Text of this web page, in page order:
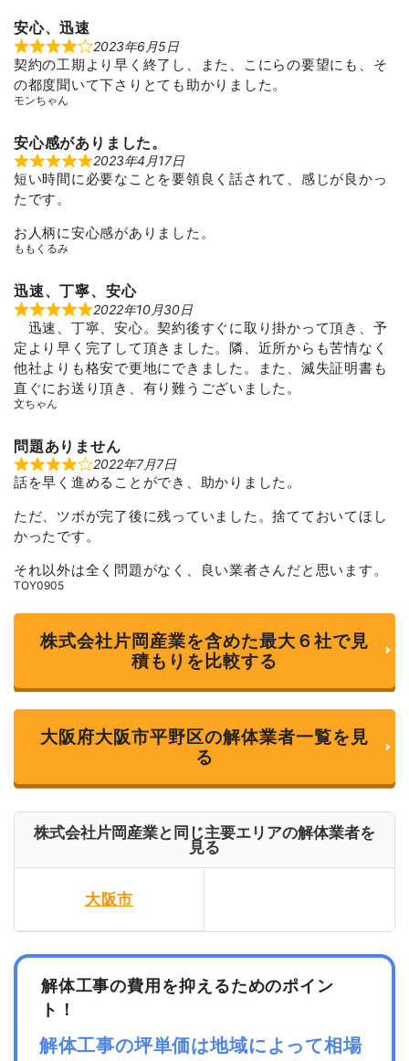
5
安心、迅速
R
a
t
e
d
u
t
o
f
2023年6月5日
契約の工期より早く終了し、また、こにらの要望にも、そ
の都度聞いて下さりとても助かりました。
モンちゃん
安心感がありました。
R
a
e
5
o
u
o
5
2023年4月17日
短い時間に必要なことを要領良く話されて、感じが良かっ
たです。
お人柄に安心感がありました。
ももくるみ
迅速、丁寧、安心
R
a
t
e
d
5
o
u
f
5
2022年10月30日
迅速、丁寧、安心。契約後すぐに取り掛かって頂き、予
定より早く完了して頂きました。隣、近所からも苦情なく
他社よりも格安で更地にできました。また、滅失証明書も
直ぐにお送り頂き、有り難うございました。
文ちゃん
問題ありません
R
a
d
4
o
t
o
5
2022年7月7日
話を早く進めることができ、助かりました。
ただ、ツボが完了後に残っていました。捨てておいてほし
かったです。
それ以外は全く問題がなく、良い業者さんだと思います。
TOY0905
株式会社片岡産業を含めた最大６社で見
積もりを比較する
大阪府大阪市平野区の解体業者一覧を見
る
株式会社片岡産業と同じ主要エリアの解体業者を
見る
大阪市
解体工事の費用を抑えるためのポイン
ト！
解体工事の坪単価は地域によって相場